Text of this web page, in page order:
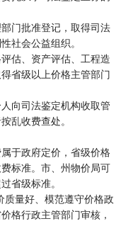
门批准登记，取得司法
社会公益组织。
估、资产评估、工程造
省级以上价格主管部门
向司法鉴定机构收取管
乱收费查处。
于政府定价，省级价格
标准。市、州物价局可
省级标准。
质量好、模范遵守价格政
格行政主管部门审核，